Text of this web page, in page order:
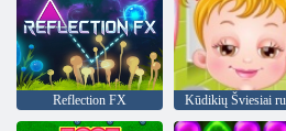
Reflection FX